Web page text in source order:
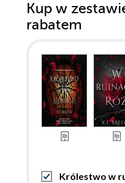
Kup w
rabatem
Królestwo w